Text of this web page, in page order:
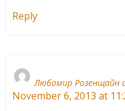
Reply
Любомир Розенщайн
November 6, 2013 at